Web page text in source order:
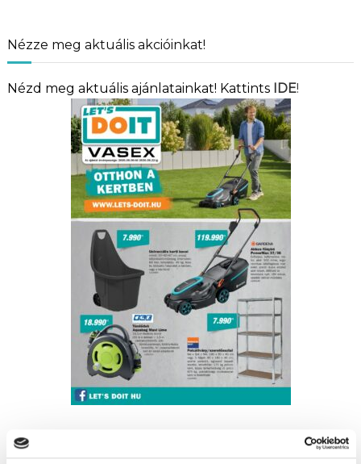
Nézze meg aktuális akcióinkat!
Nézd meg aktuális ajánlatainkat! Kattints IDE!
Friss ajánlataink